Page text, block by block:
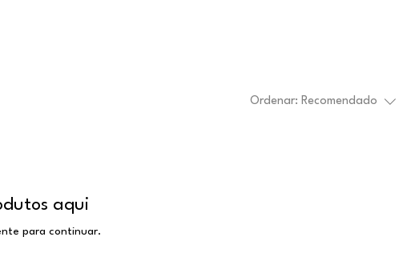
Ordenar: Recomendado
aqui
para continuar.